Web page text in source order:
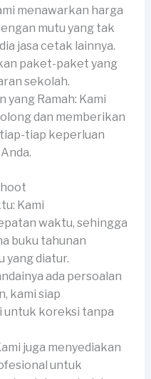
menawarkan harga
mutu yang tak
jasa cetak lainnya.
paket-paket yang
sekolah.
yang Ramah: Kami
dan memberikan
tiap keperluan
Kami
waktu, sehingga
buku tahunan
yang diatur.
ada persoalan
kami siap
untuk koreksi tanpa
juga menyediakan
untuk